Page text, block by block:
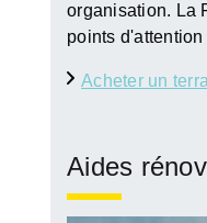
organisation. La
points
Acheter un
Aides